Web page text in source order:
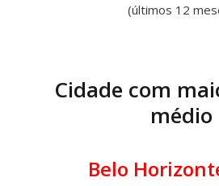
(últimos 12
Cidade com
médio
Belo